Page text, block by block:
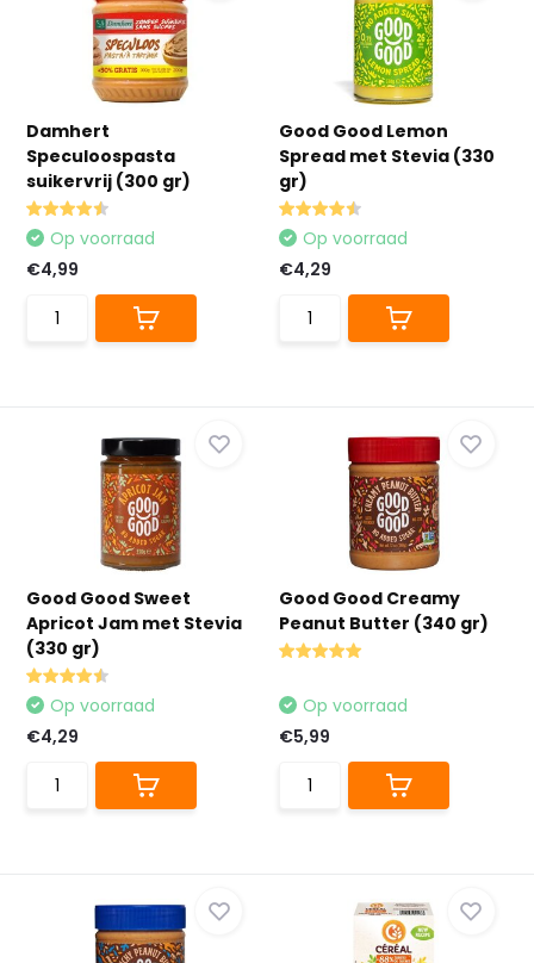
Damhert
Speculoospasta
suikervrij (300 gr)
Op voorraad
€4,99
Good Good Lemon
Spread met Stevia (330
gr)
Op voorraad
€4,29
Good Good Sweet
Apricot Jam met Stevia
(330 gr)
Op voorraad
€4,29
Good Good Creamy
Peanut Butter (340 gr)
Op voorraad
€5,99